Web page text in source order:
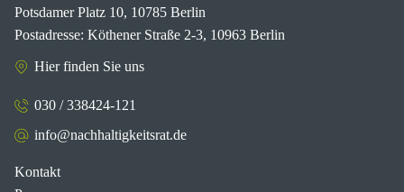
Potsdamer Platz 10, 10785 Berlin
Postadresse: Köthener Straße 2-3, 10963 Berlin
Hier finden Sie uns
030 / 338424-121
info@nachhaltigkeitsrat.de
Kontakt